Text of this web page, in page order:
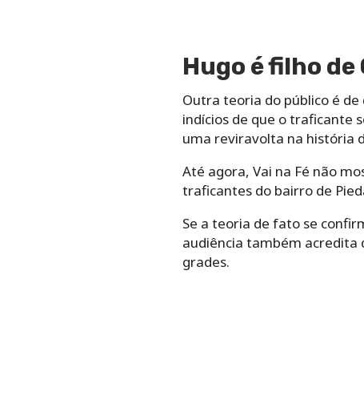
Hugo é filho de
Outra teoria do público é
indícios de que o traficante
uma reviravolta na história
Até agora, Vai na Fé não
traficantes do bairro de
Se a teoria de fato se
audiência também acredita
grades.